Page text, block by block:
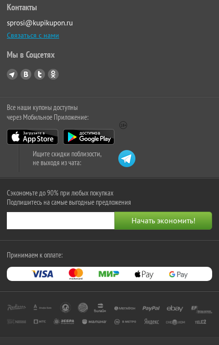
Контакты
sprosi@kupikupon.ru
Связаться с нами
Мы в Соцсетях
Все наши купоны доступны
через Мобильное Приложение:
Ищите скидки поблизости,
не выходя из чата:
Сэкономьте до 90% при любых покупках
Подпишитесь на самые выгодные предложения
Принимаем к оплате: